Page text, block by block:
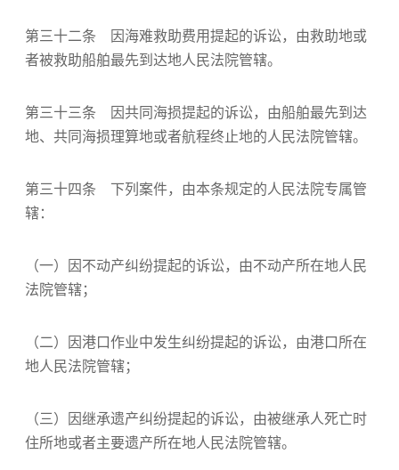
第三十二条 因海难救助费用提起的诉讼，由救助地或
者被救助船舶最先到达地人民法院管辖。
第三十三条 因共同海损提起的诉讼，由船舶最先到达
地、共同海损理算地或者航程终止地的人民法院管辖。
第三十四条 下列案件，由本条规定的人民法院专属管
辖：
（一）因不动产纠纷提起的诉讼，由不动产所在地人民
法院管辖；
（二）因港口作业中发生纠纷提起的诉讼，由港口所在
地人民法院管辖；
（三）因继承遗产纠纷提起的诉讼，由被继承人死亡时
住所地或者主要遗产所在地人民法院管辖。